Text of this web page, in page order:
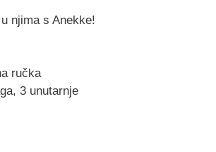
njima s Anekke!
ručka
3 unutarnje